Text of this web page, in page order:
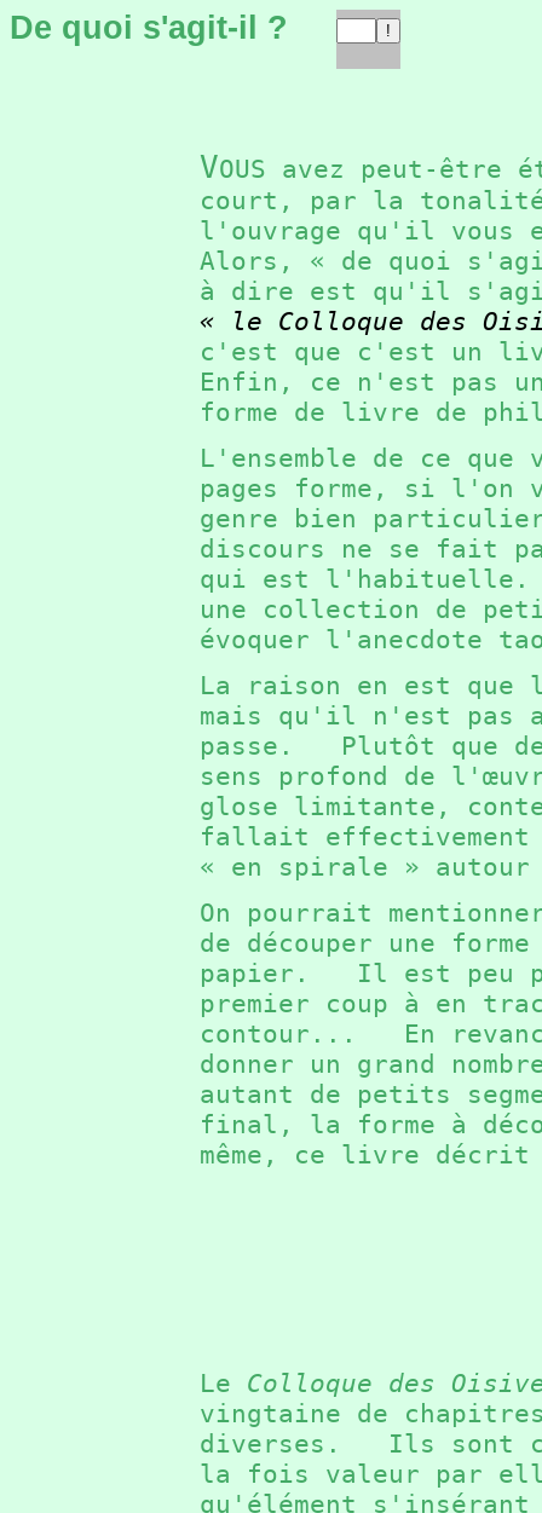
De quoi s'agit-il ?
VOUS avez peut-
court, par la
l'ouvrage qu'il vous
Alors, « de quoi
à dire est qu'il
« le Colloque des
c'est que c'est un
Enfin, ce n'est pas
forme de livre de
L'ensemble de ce
pages forme, si l'on
genre bien
discours ne se fait
qui est l'habituelle.
une collection de
évoquer l'anecdote
La raison en est que
mais qu'il n'est pas
passe. Plutôt que
sens profond de
glose limitante,
fallait effectivement
« en spirale »
On pourrait
de découper une forme
papier. Il est peu
premier coup à en
contour... En
donner un grand
autant de petits
final, la forme à
même, ce livre
Le Colloque des
vingtaine de
diverses. Ils sont
la fois valeur par
qu'élément